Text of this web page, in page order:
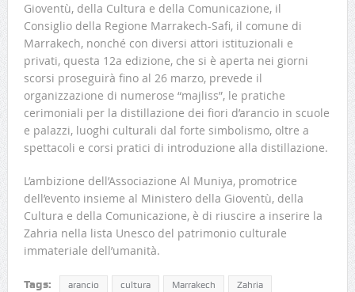
Gioventù, della Cultura e della Comunicazione, il
Consiglio della Regione Marrakech-Safi, il comune di
Marrakech, nonché con diversi attori istituzionali e
privati, questa 12a edizione, che si è aperta nei giorni
scorsi proseguirà fino al 26 marzo, prevede il
organizzazione di numerose “majliss”, le pratiche
cerimoniali per la distillazione dei fiori d’arancio in scuole
e palazzi, luoghi culturali dal forte simbolismo, oltre a
spettacoli e corsi pratici di introduzione alla distillazione.
L’ambizione dell’Associazione Al Muniya, promotrice
dell’evento insieme al Ministero della Gioventù, della
Cultura e della Comunicazione, è di riuscire a inserire la
Zahria nella lista Unesco del patrimonio culturale
immateriale dell’umanità.
Tags: arancio cultura Marrakech Zahria